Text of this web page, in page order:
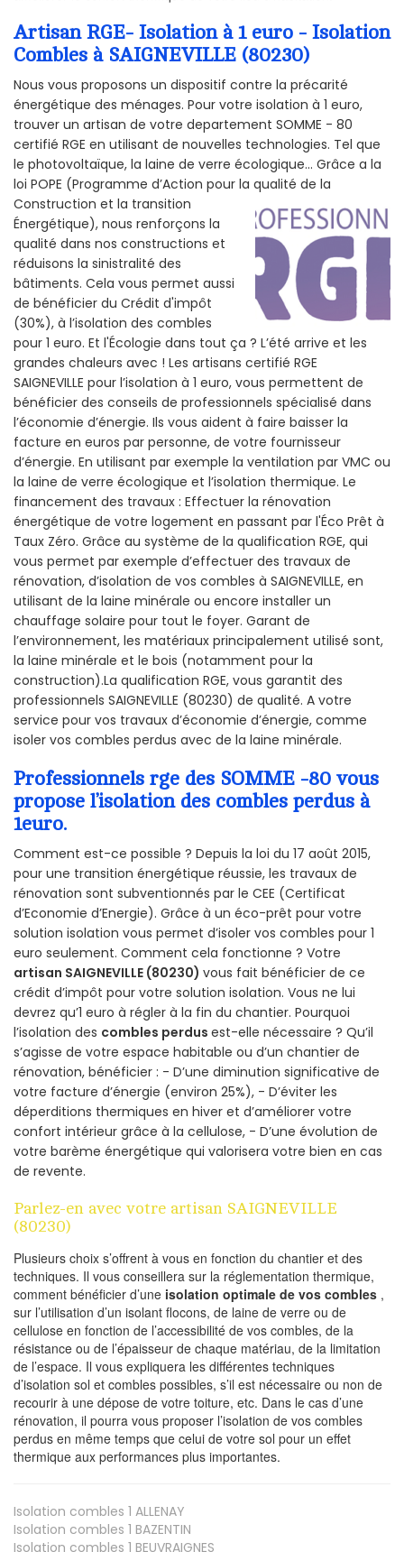
Artisan RGE- Isolation à 1 euro - Isolation
Combles à SAIGNEVILLE (80230)
Nous vous proposons un dispositif contre la précarité
énergétique des ménages. Pour votre isolation à 1 euro,
trouver un artisan de votre departement SOMME - 80
certifié RGE en utilisant de nouvelles technologies. Tel que
le photovoltaïque, la laine de verre écologique... Grâce a la
loi POPE (Programme d’Action pour la qualité de la
Construction et la transition
Énergétique), nous renforçons la
qualité dans nos constructions et
réduisons la sinistralité des
bâtiments. Cela vous permet aussi
de bénéficier du Crédit d'impôt
(30%), à l’isolation des combles
pour 1 euro. Et l'Écologie dans tout ça ? L’été arrive et les
grandes chaleurs avec ! Les artisans certifié RGE
SAIGNEVILLE pour l’isolation à 1 euro, vous permettent de
bénéficier des conseils de professionnels spécialisé dans
l’économie d’énergie. Ils vous aident à faire baisser la
facture en euros par personne, de votre fournisseur
d’énergie. En utilisant par exemple la ventilation par VMC ou
la laine de verre écologique et l’isolation thermique. Le
financement des travaux : Effectuer la rénovation
énergétique de votre logement en passant par l'Éco Prêt à
Taux Zéro. Grâce au système de la qualification RGE, qui
vous permet par exemple d’effectuer des travaux de
rénovation, d’isolation de vos combles à SAIGNEVILLE, en
utilisant de la laine minérale ou encore installer un
chauffage solaire pour tout le foyer. Garant de
l’environnement, les matériaux principalement utilisé sont,
la laine minérale et le bois (notamment pour la
construction).La qualification RGE, vous garantit des
professionnels SAIGNEVILLE (80230) de qualité. A votre
service pour vos travaux d’économie d’énergie, comme
isoler vos combles perdus avec de la laine minérale.
Professionnels rge des SOMME -80 vous
propose l’isolation des combles perdus à
1euro.
Comment est-ce possible ? Depuis la loi du 17 août 2015,
pour une transition énergétique réussie, les travaux de
rénovation sont subventionnés par le CEE (Certificat
d’Economie d’Energie). Grâce à un éco-prêt pour votre
solution isolation vous permet d’isoler vos combles pour 1
euro seulement. Comment cela fonctionne ? Votre
artisan SAIGNEVILLE (80230) vous fait bénéficier de ce
crédit d’impôt pour votre solution isolation. Vous ne lui
devrez qu’1 euro à régler à la fin du chantier. Pourquoi
l’isolation des combles perdus est-elle nécessaire ? Qu’il
s’agisse de votre espace habitable ou d’un chantier de
rénovation, bénéficier : - D’une diminution significative de
votre facture d’énergie (environ 25%), - D’éviter les
déperditions thermiques en hiver et d’améliorer votre
confort intérieur grâce à la cellulose, - D’une évolution de
votre barème énergétique qui valorisera votre bien en cas
de revente.
Parlez-en avec votre artisan SAIGNEVILLE
(80230)
Plusieurs choix s’offrent à vous en fonction du chantier et des
techniques. Il vous conseillera sur la réglementation thermique,
comment bénéficier d’une isolation optimale de vos combles ,
sur l’utilisation d’un isolant flocons, de laine de verre ou de
cellulose en fonction de l’accessibilité de vos combles, de la
résistance ou de l’épaisseur de chaque matériau, de la limitation
de l’espace. Il vous expliquera les différentes techniques
d’isolation sol et combles possibles, s’il est nécessaire ou non de
recourir à une dépose de votre toiture, etc. Dans le cas d’une
rénovation, il pourra vous proposer l’isolation de vos combles
perdus en même temps que celui de votre sol pour un effet
thermique aux performances plus importantes.
Isolation combles 1 ALLENAY
Isolation combles 1 BAZENTIN
Isolation combles 1 BEUVRAIGNES